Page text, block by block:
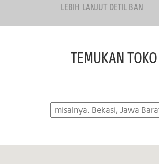
LEBIH LANJUT DETIL BAN
TEMUKAN TOKO